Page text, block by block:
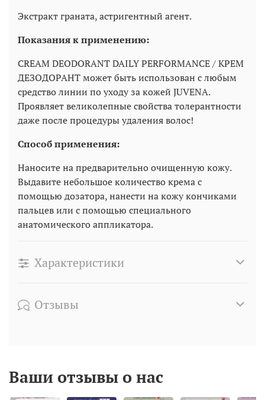
Экстракт граната, астригентный агент.
Показания к применению:
CREAM DEODORANT DAILY PERFORMANCE / КРЕМ
ДЕЗОДОРАНТ может быть использован с любым
средство линии по уходу за кожей JUVENA.
Проявляет великолепные свойства толерантности
даже после процедуры удаления волос!
Способ применения:
Наносите на предварительно очищенную кожу.
Выдавите небольшое количество крема с
помощью дозатора, нанести на кожу кончиками
пальцев или с помощью специального
анатомического аппликатора.
Характеристики
Отзывы
Ваши отзывы о нас